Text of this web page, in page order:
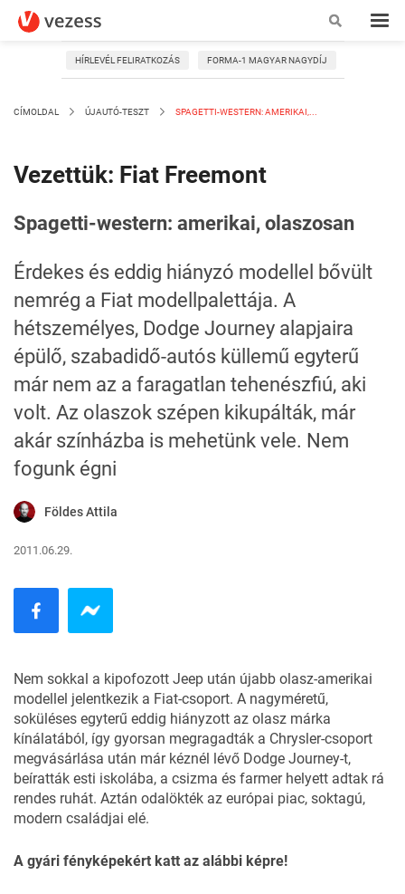
HÍRLEVÉL FELIRATKOZÁS FORMA-1 MAGYAR NAGYDÍJ
CÍMOLDAL ÚJAUTÓ-TESZT SPAGETTI-WESTERN: AMERIKAI,...
Vezettük: Fiat Freemont
Spagetti-western: amerikai, olaszosan
Érdekes és eddig hiányzó modellel bővült
nemrég a Fiat modellpalettája. A
hétszemélyes, Dodge Journey alapjaira
épülő, szabadidő-autós küllemű egyterű
már nem az a faragatlan tehenészfiú, aki
volt. Az olaszok szépen kikupálták, már
akár színházba is mehetünk vele. Nem
fogunk égni
Földes Attila
2011.06.29.
Nem sokkal a kipofozott Jeep után újabb olasz-amerikai
modellel jelentkezik a Fiat-csoport. A nagyméretű,
soküléses egyterű eddig hiányzott az olasz márka
kínálatából, így gyorsan megragadták a Chrysler-csoport
megvásárlása után már kéznél lévő Dodge Journey-t,
beíratták esti iskolába, a csizma és farmer helyett adtak rá
rendes ruhát. Aztán odalökték az európai piac, soktagú,
modern családjai elé.
A gyári fényképekért katt az alábbi képre!